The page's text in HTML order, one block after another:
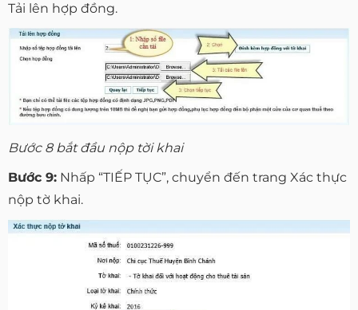
Tải lên hợp đồng.
Bước 8 bắt đầu nộp tời khai
Bước 9: Nhấp “TIẾP TỤC”, chuyển đến trang Xác thực
nộp tờ khai.